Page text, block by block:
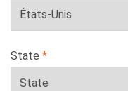
State